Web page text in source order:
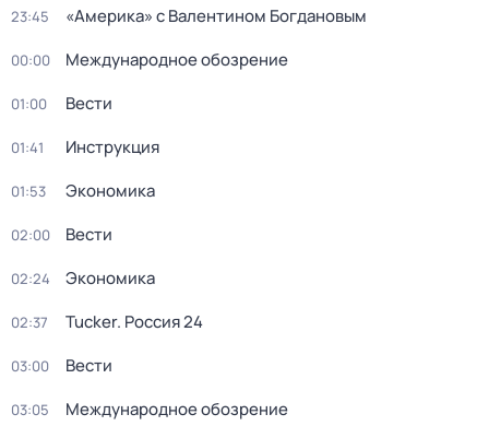
23:45 «Америка» с Валентином Богдановым
00:00 Международное обозрение
01:00 Вести
01:41 Инструкция
01:53 Экономика
02:00 Вести
02:24 Экономика
02:37 Tucker. Россия 24
03:00 Вести
03:05 Международное обозрение